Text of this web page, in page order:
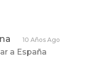
10 Años Ago
a España